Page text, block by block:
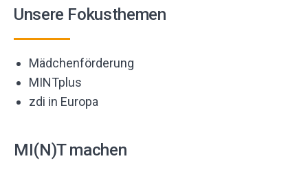
Unsere Fokusthemen
Mädchenförderung
MINTplus
zdi in Europa
MI(N)T machen